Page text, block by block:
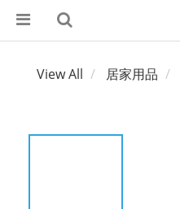
View All 居家用品